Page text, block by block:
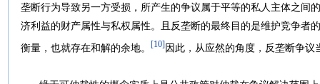
垄断行为导致另一方受损，所产生的争议属于平等的私人主体之间
济利益的财产属性与私权属性。且反垄断的最终目的是维护竞争者
衡量，也就存在和解的余地。 [10]因此，从应然的角度，反垄断争议